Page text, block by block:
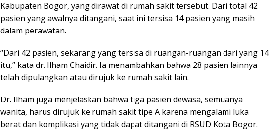
Kabupaten Bogor, yang dirawat di rumah sakit tersebut. Dari total 42
pasien yang awalnya ditangani, saat ini tersisa 14 pasien yang masih
dalam perawatan.
“Dari 42 pasien, sekarang yang tersisa di ruangan-ruangan dari yang 14
itu,” kata dr. Ilham Chaidir. Ia menambahkan bahwa 28 pasien lainnya
telah dipulangkan atau dirujuk ke rumah sakit lain.
Dr. Ilham juga menjelaskan bahwa tiga pasien dewasa, semuanya
wanita, harus dirujuk ke rumah sakit tipe A karena mengalami luka
berat dan komplikasi yang tidak dapat ditangani di RSUD Kota Bogor.